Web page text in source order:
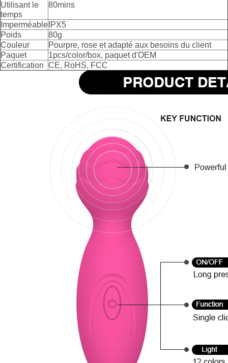
Utilisant le
temps
80mins
Imperméable IPX5
Poids
80g
Couleur
Pourpre, rose et adapté aux besoins du client
Paquet
1pcs/color/box, paquet d'OEM
Certification CE, RoHS, FCC